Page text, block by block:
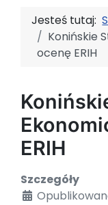
Jesteś tutaj:
Konińskie
ocenę ERIH
ERIH
Szczegóły